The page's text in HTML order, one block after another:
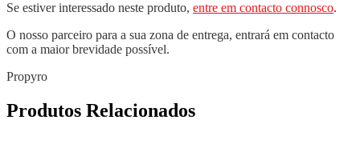
Se estiver interessado neste produto, entre em contacto connosco.
O nosso parceiro para a sua zona de entrega, entrará em contacto
com a maior brevidade possível.
Propyro
Produtos Relacionados